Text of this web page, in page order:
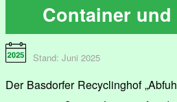
Container
Stand: Juni 2025
Der Basdorfer Recyclinghof